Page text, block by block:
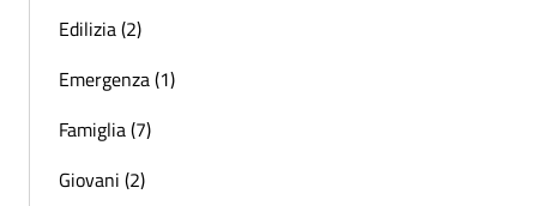
Edilizia (2)
Emergenza (1)
Famiglia (7)
Giovani (2)